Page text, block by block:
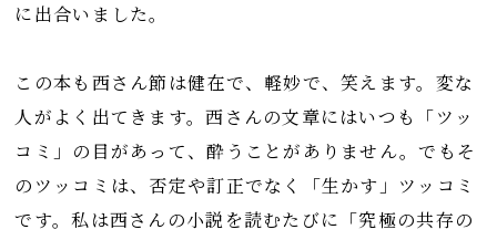
に出合いました。
この本も西さん節は健在で、軽妙で、笑えます。変な
人がよく出てきます。西さんの文章にはいつも「ツッ
コミ」の目があって、酔うことがありません。でもそ
のツッコミは、否定や訂正でなく「生かす」ツッコミ
です。私は西さんの小説を読むたびに「究極の共存の